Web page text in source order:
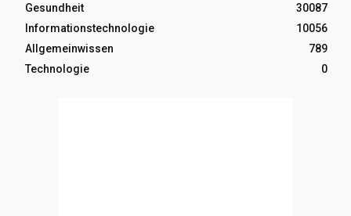
Gesundheit
30087
Informationstechnologie
10056
Allgemeinwissen
789
Technologie
0